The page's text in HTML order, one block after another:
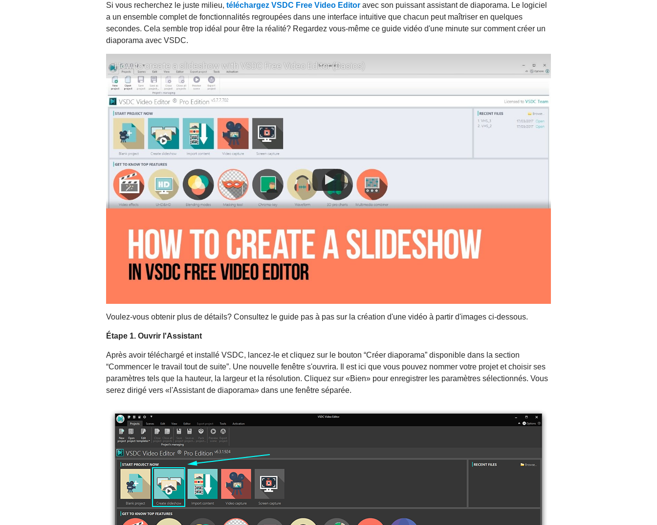
Si vous recherchez le juste milieu, téléchargez VSDC Free Video Editor avec son puissant assistant de diaporama. Le logiciel
a un ensemble complet de fonctionnalités regroupées dans une interface intuitive que chacun peut maîtriser en quelques
secondes. Cela semble trop idéal pour être la réalité? Regardez vous-même ce guide vidéo d'une minute sur comment créer un
diaporama avec VSDC.
How to create a slideshow with VSDC Free Video Editor (Basics)
Voulez-vous obtenir plus de détails? Consultez le guide pas à pas sur la création d'une vidéo à partir d'images ci-dessous.
Étape 1. Ouvrir l'Assistant
Après avoir téléchargé et installé VSDC, lancez-le et cliquez sur le bouton “Créer diaporama” disponible dans la section
“Commencer le travail tout de suite”. Une nouvelle fenêtre s'ouvrira. Il est ici que vous pouvez nommer votre projet et choisir ses
paramètres tels que la hauteur, la largeur et la résolution. Cliquez sur «Bien» pour enregistrer les paramètres sélectionnés. Vous
serez dirigé vers «l'Assistant de diaporama» dans une fenêtre séparée.